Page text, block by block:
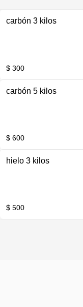
carbón 3 kilos
$ 300
carbón 5 kilos
$ 600
hielo 3 kilos
$ 500